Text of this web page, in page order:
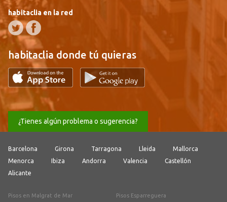
habitaclia en la red
habitaclia donde tú quieras
¿Tienes algún problema o sugerencia?
Barcelona Girona Tarragona Lleida
Mallorca
Menorca
Ibiza Andorra Valencia
Castellón
Alicante
Pisos en Malgrat de Mar
Pisos Esparreguera